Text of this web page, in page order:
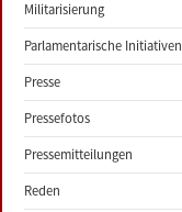
Militarisierung
Parlamentarische Initiativen
Presse
Pressefotos
Pressemitteilungen
Reden